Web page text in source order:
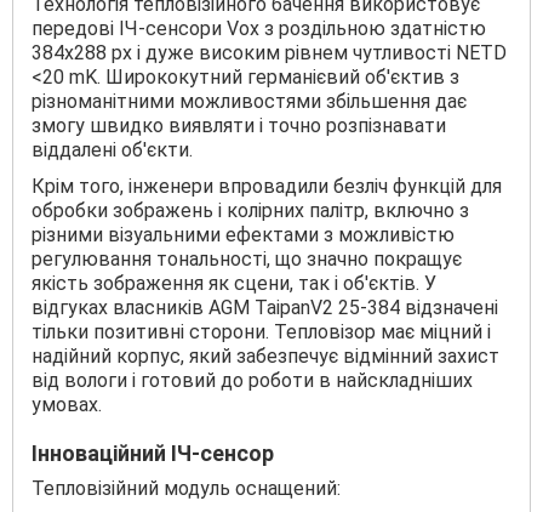
передові ІЧ-сенсори Vox з роздільною здатністю
384х288 px і дуже високим рівнем чутливості NETD
<20 mK. Ширококутний германієвий об'єктив з
різноманітними можливостями збільшення дає
змогу швидко виявляти і точно розпізнавати
віддалені об'єкти.
Крім того, інженери впровадили безліч функцій для
обробки зображень і колірних палітр, включно з
різними візуальними ефектами з можливістю
регулювання тональності, що значно покращує
якість зображення як сцени, так і об'єктів. У
відгуках власників AGM TaipanV2 25-384 відзначені
тільки позитивні сторони. Тепловізор має міцний і
надійний корпус, який забезпечує відмінний захист
від вологи і готовий до роботи в найскладніших
умовах.
Інноваційний ІЧ-сенсор
Тепловізійний модуль оснащений: